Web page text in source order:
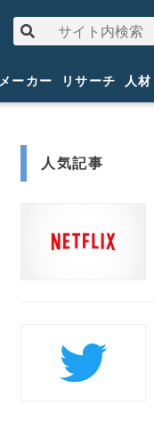
メーカー リサーチ 人材
人気記事